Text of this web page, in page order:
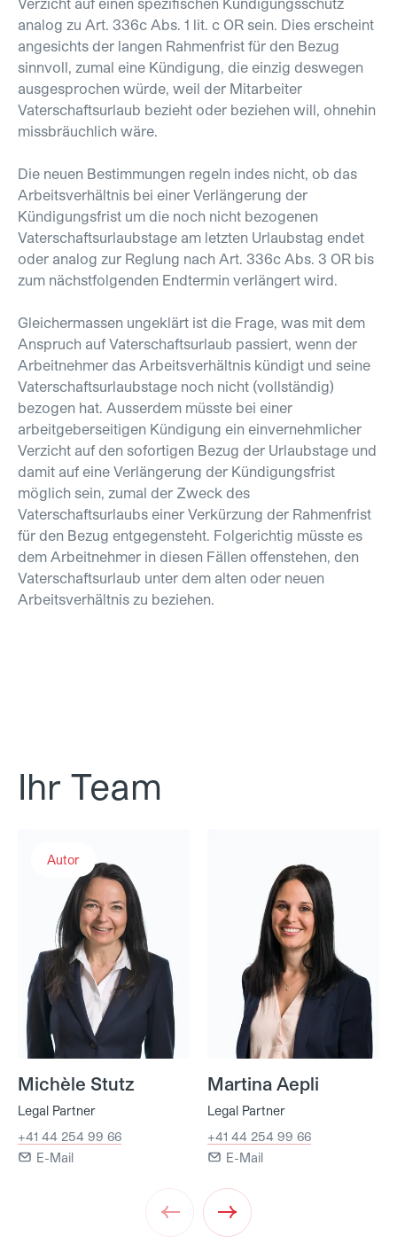
analog zu Art. 336c Abs. 1 lit. c OR sein. Dies erscheint
angesichts der langen Rahmenfrist für den Bezug
sinnvoll, zumal eine Kündigung, die einzig deswegen
ausgesprochen würde, weil der Mitarbeiter
Vaterschaftsurlaub bezieht oder beziehen will, ohnehin
missbräuchlich wäre.
Die neuen Bestimmungen regeln indes nicht, ob das
Arbeitsverhältnis bei einer Verlängerung der
Kündigungsfrist um die noch nicht bezogenen
Vaterschaftsurlaubstage am letzten Urlaubstag endet
oder analog zur Reglung nach Art. 336c Abs. 3 OR bis
zum nächstfolgenden Endtermin verlängert wird.
Gleichermassen ungeklärt ist die Frage, was mit dem
Anspruch auf Vaterschaftsurlaub passiert, wenn der
Arbeitnehmer das Arbeitsverhältnis kündigt und seine
Vaterschaftsurlaubstage noch nicht (vollständig)
bezogen hat. Ausserdem müsste bei einer
arbeitgeberseitigen Kündigung ein einvernehmlicher
Verzicht auf den sofortigen Bezug der Urlaubstage und
damit auf eine Verlängerung der Kündigungsfrist
möglich sein, zumal der Zweck des
Vaterschaftsurlaubs einer Verkürzung der Rahmenfrist
für den Bezug entgegensteht. Folgerichtig müsste es
dem Arbeitnehmer in diesen Fällen offenstehen, den
Vaterschaftsurlaub unter dem alten oder neuen
Arbeitsverhältnis zu beziehen.
Ihr Team
Autor
Michèle Stutz
Legal Partner
+41 44 254 99 66
E-Mail
Martina Aepli
Legal Partner
+41 44 254 99 66
E-Mail
Next